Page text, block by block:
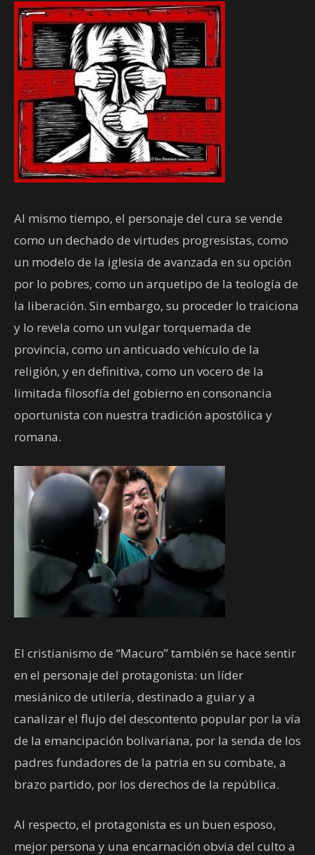
Al mismo tiempo, el personaje del cura se vende
como un dechado de virtudes progresistas, como
un modelo de la iglesia de avanzada en su opción
por lo pobres, como un arquetipo de la teología de
la liberación. Sin embargo, su proceder lo traiciona
y lo revela como un vulgar torquemada de
provincia, como un anticuado vehículo de la
religión, y en definitiva, como un vocero de la
limitada filosofía del gobierno en consonancia
oportunista con nuestra tradición apostólica y
romana.
El cristianismo de “Macuro” también se hace sentir
en el personaje del protagonista: un líder
mesiánico de utilería, destinado a guiar y a
canalizar el flujo del descontento popular por la vía
de la emancipación bolivariana, por la senda de los
padres fundadores de la patria en su combate, a
brazo partido, por los derechos de la república.
Al respecto, el protagonista es un buen esposo,
mejor persona y una encarnación obvia del culto a